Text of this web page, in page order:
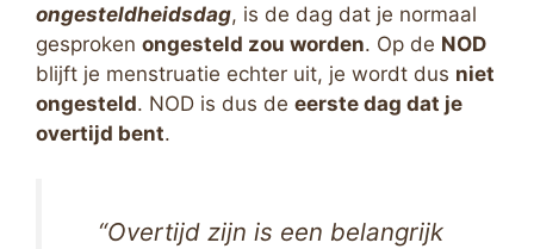
ongesteldheidsdag, is de dag dat je normaal
gesproken ongesteld zou worden. Op de NOD
blijft je menstruatie echter uit, je wordt dus niet
ongesteld. NOD is dus de eerste dag dat je
overtijd bent.
“Overtijd zijn is een belangrijk